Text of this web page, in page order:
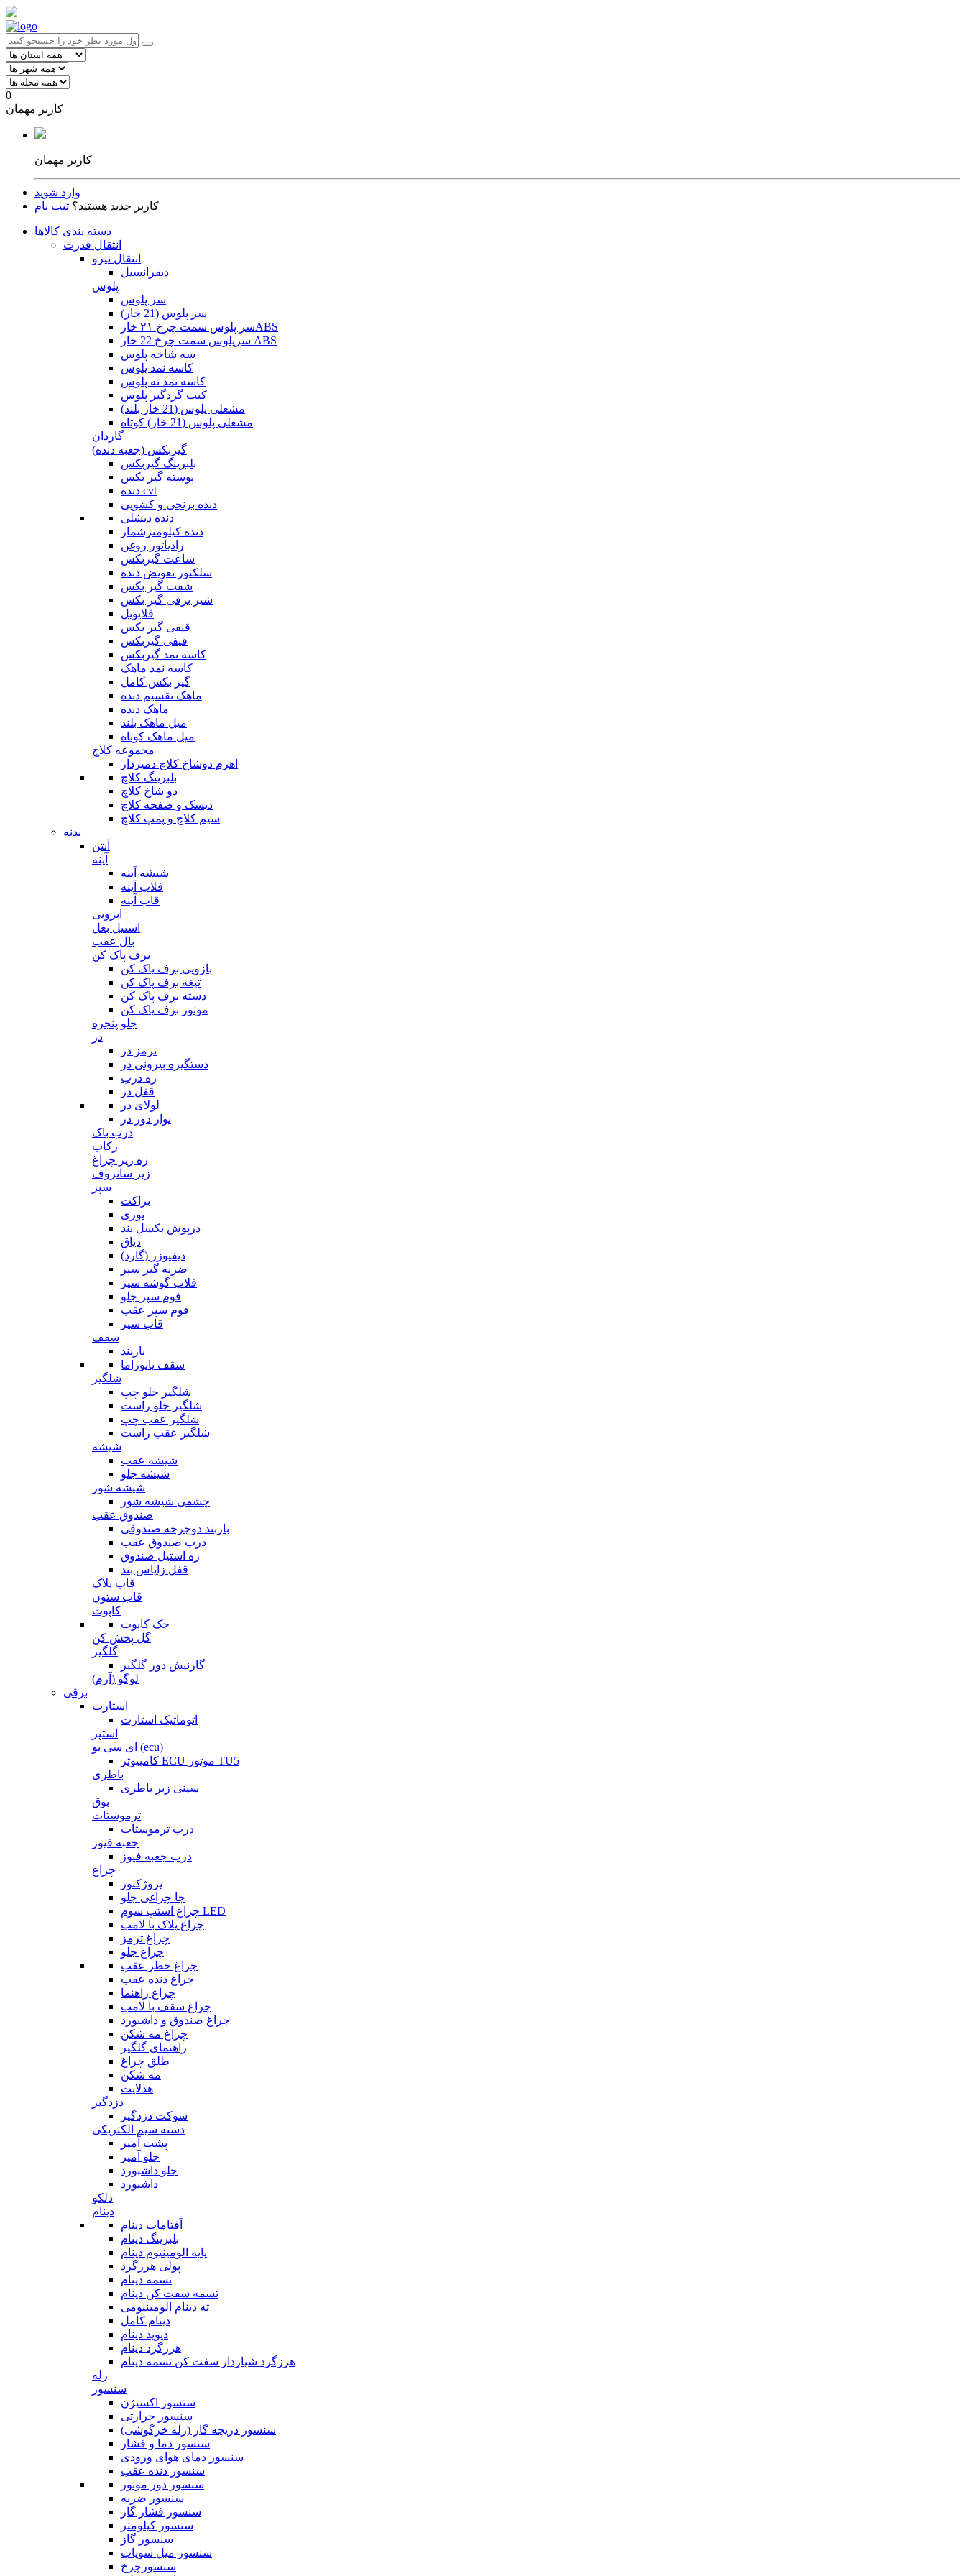
0
کاربر مهمان
کاربر مهمان
وارد شوید
کاربر جدید هستید؟ ثبت نام
دسته بندی کالاها
انتقال قدرت
انتقال نیرو
دیفرانسیل
پلوس
سر پلوس
سر پلوس (21 خار)
سر پلوس سمت چرخ ۲۱ خارABS
سرپلوس سمت چرخ 22 خار ABS
سه شاخه پلوس
کاسه نمد پلوس
کاسه نمد ته پلوس
کیت گردگیر پلوس
مشعلی پلوس (21 خار بلند)
مشعلی پلوس (21 خار) کوتاه
گاردان
گیربکس (جعبه دنده)
بلبرینگ گیربکس
پوسته گیر بکس
دنده cvt
دنده برنجی و کشویی
دنده دیشلی
دنده کیلومترشمار
رادیاتور روغن
ساعت گیربکس
سلکتور تعویض دنده
شفت گیر بکس
شیر برقی گیر بکس
فلایویل
قیفی گیر بکس
قیفی گیربکس
کاسه نمد گیربکس
کاسه نمد ماهک
گیر بکس کامل
ماهک تقسیم دنده
ماهک دنده
میل ماهک بلند
میل ماهک کوتاه
مجموعه کلاچ
اهرم دوشاخ کلاچ دمپردار
بلبرینگ کلاچ
دو شاخ کلاچ
دیسک و صفحه کلاچ
سیم کلاچ و پمپ کلاچ
بدنه
آنتن
آینه
شیشه آینه
فلاپ آینه
قاب آینه
ابرویی
استیل بغل
بال عقب
برف پاک کن
بازویی برف پاک کن
تیغه برف پاک کن
دسته برف پاک کن
موتور برف پاک کن
جلو پنجره
در
ترمز در
دستگیره بیرونی در
زه درب
قفل در
لولای در
نوار دور در
درب باک
رکاب
زه زیر چراغ
زیر سانروف
سپر
براکت
توری
درپوش بکسل بند
دیاق
دیفیوزر (گارد)
ضربه گیر سپر
فلاپ گوشه سپر
فوم سپر جلو
فوم سپر عقب
قاب سپر
سقف
باربند
سقف پانوراما
شلگیر
شلگیر جلو چپ
شلگیر جلو راست
شلگیر عقب چپ
شلگیر عقب راست
شیشه
شیشه عقب
شیشه جلو
شیشه شور
چشمی شیشه شور
صندوق عقب
باربند دوچرخه صندوقی
درب صندوق عقب
زه استیل صندوق
قفل زاپاس بند
قاب پلاک
قاب ستون
کاپوت
جک کاپوت
گل پخش کن
گلگیر
گارنیش دور گلگیر
لوگو (آرم)
برقی
استارت
اتوماتیک استارت
استپر
ای سی یو (ecu)
کامپیوتر ECU موتور TU5
باطری
سینی زیر باطری
بوق
ترموستات
درب ترموستات
جعبه فیوز
درب جعبه فیوز
چراغ
پروژکتور
جا چراغی جلو
چراغ استپ سوم LED
چراغ پلاک با لامپ
چراغ ترمز
چراغ جلو
چراغ خطر عقب
چراغ دنده عقب
چراغ راهنما
چراغ سقف با لامپ
چراغ صندوق و داشبورد
چراغ مه شکن
راهنمای گلگیر
طلق چراغ
مه شکن
هدلایت
دزدگیر
سوکت دزدگیر
دسته سیم الکتریکی
پشت آمپر
جلو آمپر
جلو داشبورد
داشبورد
دلکو
دینام
آفتامات دینام
بلبرینگ دینام
پایه الومینیوم دینام
پولی هرزگرد
تسمه دینام
تسمه سفت کن دینام
ته دینام الومینیومی
دینام کامل
دیوید دینام
هرزگرد دینام
هرزگرد شیاردار سفت کن تسمه دینام
رله
سنسور
سنسور اکسیژن
سنسور حرارتی
سنسور دریچه گاز (رله خرگوشی)
سنسور دما و فشار
سنسور دمای هوای ورودی
سنسور دنده عقب
سنسور دور موتور
سنسور ضربه
سنسور فشار گاز
سنسور کیلومتر
سنسور گاز
سنسور میل سوپاپ
سنسورچرخ